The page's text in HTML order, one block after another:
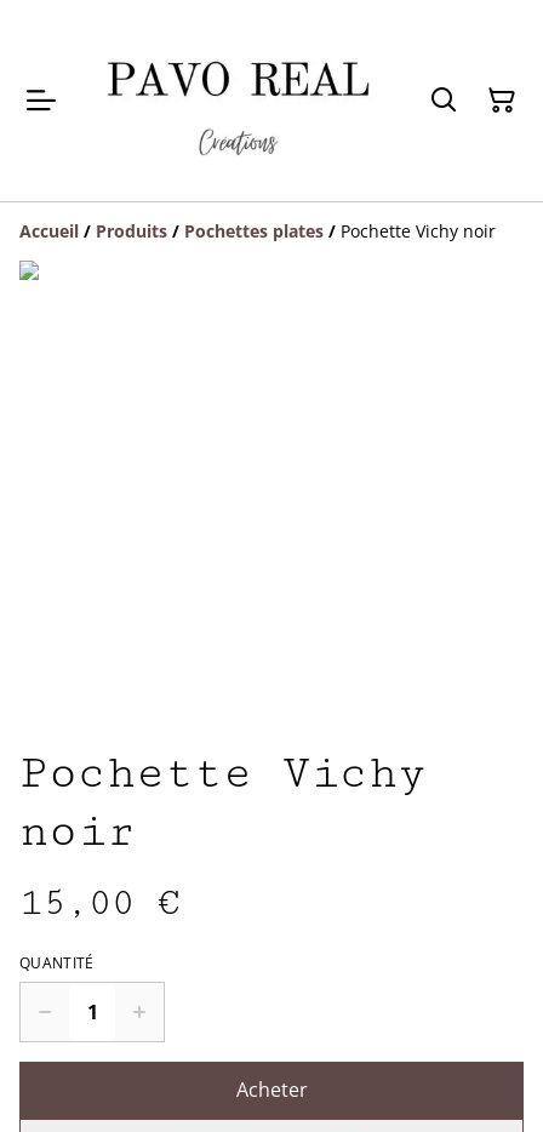
Accueil / Produits / Pochettes plates / Pochette Vichy noir
Pochette Vichy
noir
15,00 €
QUANTITÉ
Acheter